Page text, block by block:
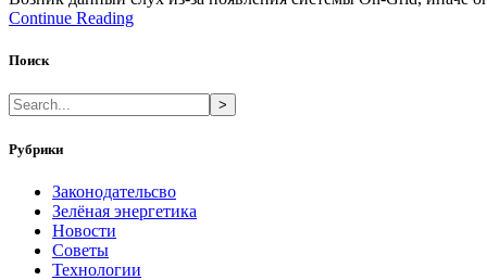
Continue Reading
Поиск
>
Рубрики
Законодательсво
Зелёная энергетика
Новости
Советы
Технологии